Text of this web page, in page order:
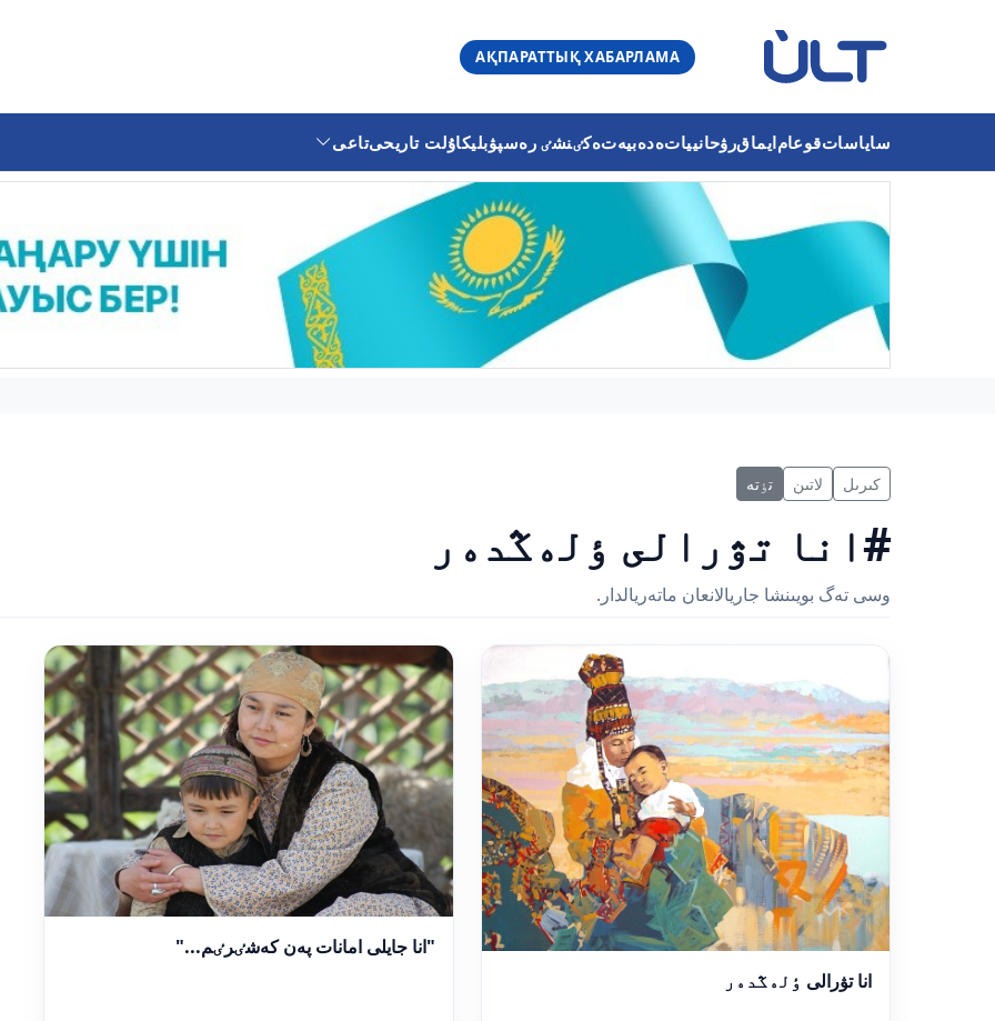
АҚПАРАТТЫҚ ХАБАРЛАМА
ساياساتقوعامايماقرۋحانيياتەدەبيەتەكٸنشٸ رەسپۋبليكاۇلت تاريحىتاعى
كىرىل لاتىن تٶتە
#انا تۋرالى ٶلەڭدەر
وسى تەگ بويىنشا جاريالانعان ماتەريالدار.
انا تۋرالى ٶلەڭدەر
"انا جايلى امانات پەن كەشٸرٸم..."